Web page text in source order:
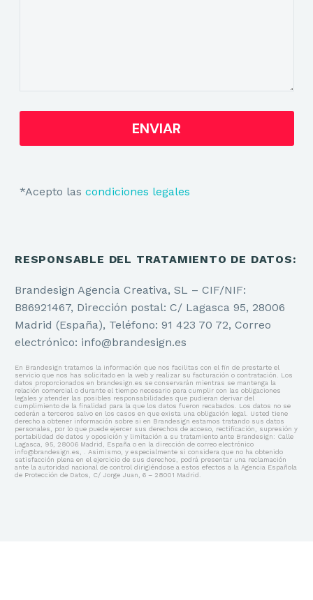
*Acepto las condiciones legales
RESPONSABLE DEL TRATAMIENTO DE DATOS:
Brandesign Agencia Creativa, SL – CIF/NIF:
B86921467, Dirección postal: C/ Lagasca 95, 28006
Madrid (España), Teléfono: 91 423 70 72, Correo
electrónico: info@brandesign.es
En Brandesign tratamos la información que nos facilitas con el fin de prestarte el
servicio que nos has solicitado en la web y realizar su facturación o contratación. Los
datos proporcionados en brandesign.es se conservarán mientras se mantenga la
relación comercial o durante el tiempo necesario para cumplir con las obligaciones
legales y atender las posibles responsabilidades que pudieran derivar del
cumplimiento de la finalidad para la que los datos fueron recabados. Los datos no se
cederán a terceros salvo en los casos en que exista una obligación legal. Usted tiene
derecho a obtener información sobre si en Brandesign estamos tratando sus datos
personales, por lo que puede ejercer sus derechos de acceso, rectificación, supresión y
portabilidad de datos y oposición y limitación a su tratamiento ante Brandesign: Calle
Lagasca, 95, 28006 Madrid, España o en la dirección de correo electrónico
info@brandesign.es, . Asimismo, y especialmente si considera que no ha obtenido
satisfacción plena en el ejercicio de sus derechos, podrá presentar una reclamación
ante la autoridad nacional de control dirigiéndose a estos efectos a la Agencia Española
de Protección de Datos, C/ Jorge Juan, 6 – 28001 Madrid.